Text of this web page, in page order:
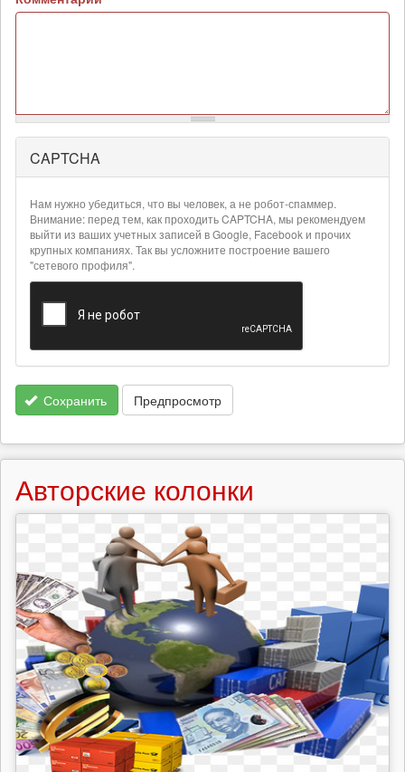
Более
подробная
информация
текстовых
форматах
CAPTCHA
Нам нужно убедиться, что вы человек, а не робот-спаммер.
Внимание: перед тем, как проходить CAPTCHA, мы рекомендуем
выйти из ваших учетных записей в Google, Facebook и прочих
крупных компаниях. Так вы усложните построение вашего
"сетевого профиля".
Сохранить Предпросмотр
Авторские колонки